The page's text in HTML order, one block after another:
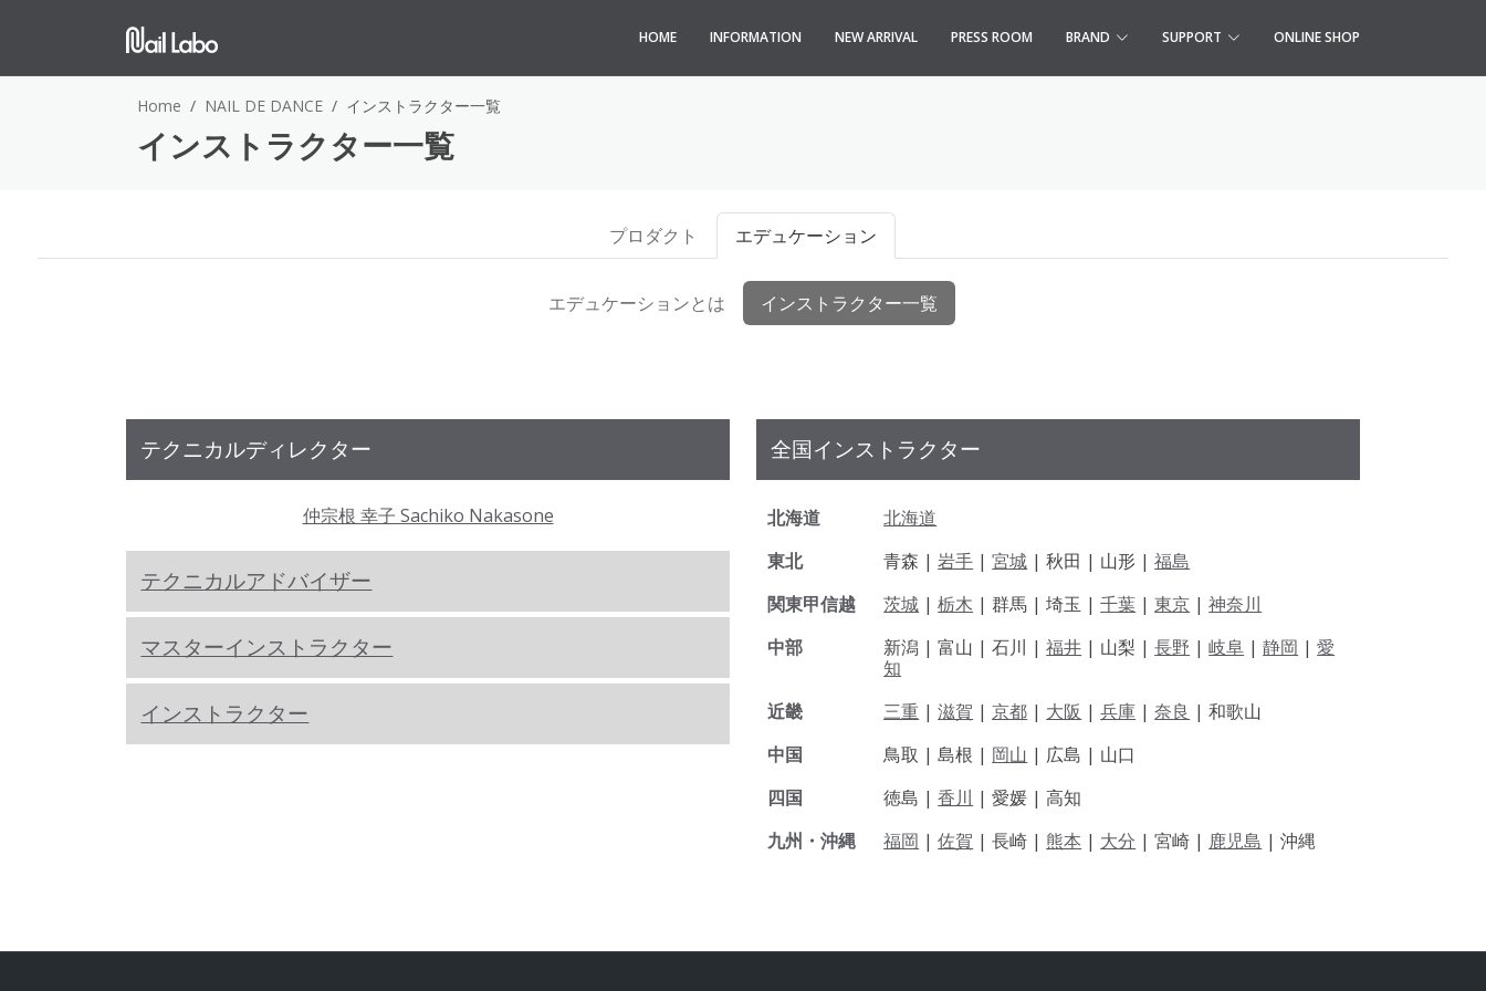
HOME INFORMATION NEW ARRIVAL PRESS ROOM BRAND SUPPORT ONLINE SHOP
Home NAIL DE DANCE インストラクター一覧
インストラクター一覧
プロダクト エデュケーション
エデュケーションとは インストラクター一覧
テクニカルディレクター
仲宗根 幸子 Sachiko Nakasone
テクニカルアドバイザー
マスターインストラクター
インストラクター
全国インストラクター
北海道
北海道
東北
青森 |岩手 |宮城 | 秋田 | 山形 |福島
関東甲信越
茨城 |栃木 | 群馬 | 埼玉 |千葉 |東京 |神奈川
中部
新潟 |富山 |石川 |福井 | 山梨 |長野 |岐阜 |静岡 |愛
知
近畿
三重 |滋賀 |京都 | 大阪 |兵庫 |奈良 |和歌山
中国
鳥取 |島根 | 岡山 | 広島 | 山口
四国
徳島 |香川 |愛媛 |高知
九州・沖縄
福岡 |佐賀 |長崎 | 熊本 | 大分 |宮崎 | 鹿児島 |沖縄